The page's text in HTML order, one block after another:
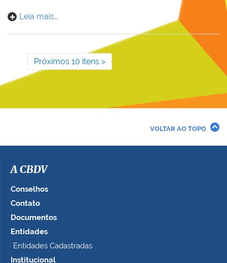
Leia mais…
Próximos 10 itens
VOLTAR AO TOPO
A CBDV
Conselhos
Contato
Documentos
Entidades
Entidades Cadastradas
Institucional